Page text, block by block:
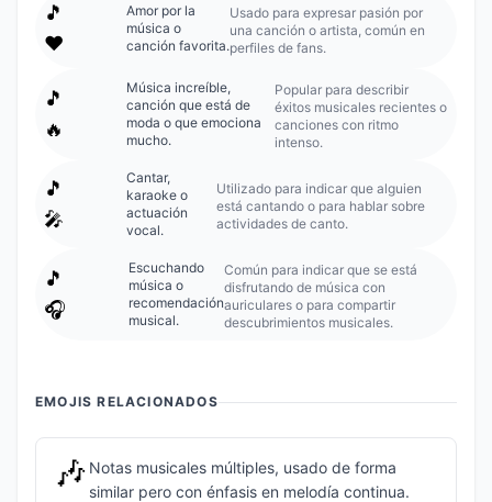
🎵
❤️
Amor por la
música o
canción favorita.
Usado para expresar pasión por
una canción o artista, común en
perfiles de fans.
🎵
🔥
Música increíble,
canción que está de
moda o que emociona
mucho.
Popular para describir
éxitos musicales recientes o
canciones con ritmo
intenso.
🎵
🎤
Cantar,
karaoke o
actuación
vocal.
Utilizado para indicar que alguien
está cantando o para hablar sobre
actividades de canto.
🎵
🎧
Escuchando
música o
recomendación
musical.
Común para indicar que se está
disfrutando de música con
auriculares o para compartir
descubrimientos musicales.
EMOJIS RELACIONADOS
🎶 Notas musicales múltiples, usado de forma
similar pero con énfasis en melodía continua.